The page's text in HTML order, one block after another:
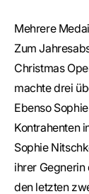
Mehrere
Zum
Christmas
machte drei
Ebenso
Kontrahenten
Sophie
ihrer
den letzten